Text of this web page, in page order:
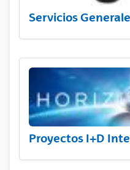
Servicios
Proyectos I+D